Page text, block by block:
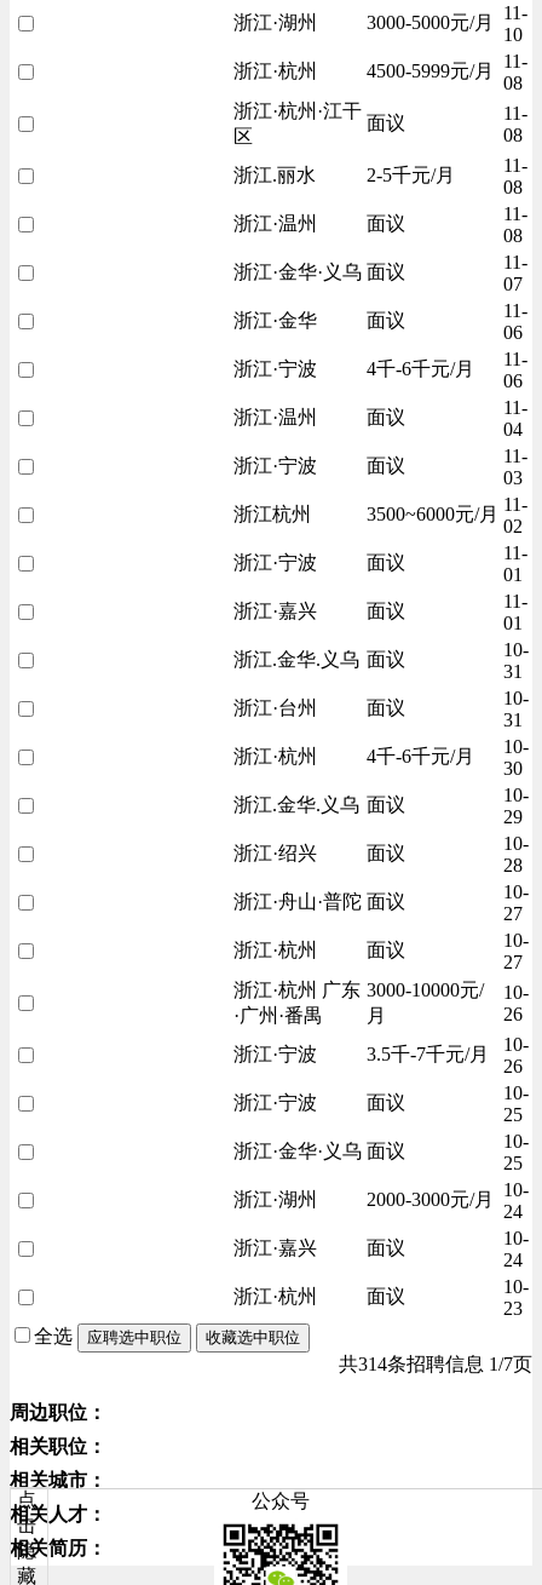
浙江·湖州
3000-5000元/月
11-
10
浙江·杭州
4500-5999元/月
11-
08
浙江·杭州·江干
区
面议
11-
08
浙江.丽水
2-5千元/月
11-
08
浙江·温州
面议
11-
08
浙江·金华·义乌 面议
11-
07
浙江·金华
面议
11-
06
浙江·宁波
4千-6千元/月
11-
06
浙江·温州
面议
11-
04
浙江·宁波
面议
11-
03
浙江杭州
3500~6000元/月 11-
02
浙江·宁波
面议
11-
01
浙江·嘉兴
面议
11-
01
浙江.金华.义乌 面议
10-
31
浙江·台州
面议
10-
31
浙江·杭州
4千-6千元/月
10-
30
浙江.金华.义乌 面议
10-
29
浙江·绍兴
面议
10-
28
浙江·舟山·普陀 面议
10-
27
浙江·杭州
面议
10-
27
浙江·杭州 广东
·广州·番禺
3000-10000元/
月
10-
26
浙江·宁波
3.5千-7千元/月
10-
26
浙江·宁波
面议
10-
25
浙江·金华·义乌 面议
10-
25
浙江·湖州
2000-3000元/月
10-
24
浙江·嘉兴
面议
10-
24
浙江·杭州
面议
10-
23
全选
应聘选中职位 收藏选中职位
共314条招聘信息 1/7页
周边职位：
相关职位：
相关城市：
相关人才：
相关简历：
点
击
隐
藏
公众号